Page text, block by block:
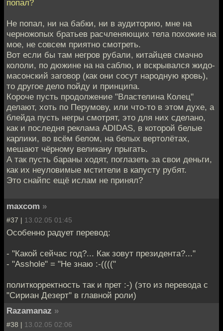
попал?
Не попал, ни на бабки, ни в аудиторию, мне на
черножопых братьев расчленяющих тела похожие на
мое, не совсем приятно смотреть.
Вот если бы там негров рубали, китайцев смачно
кололи, по дюжине на на саблю, и вскрывался жидо-
масонский заговор (как они сосут народную кровь),
то другое дело пойду и принципа.
Короче пусть продолжение "Властелина Колец"
делают, хоть по Перумову, или что-то в этом духе, а
блейда пусть негры смотрят, это для них сделано,
как и последня реклама ADIDAS, в которой белые
карлики, во всём белом, на белых вертолётах,
мешают чёрному великану прыгать.
А так пусть бараны ходят, поглазеть за свои деньги,
как их неуловимые мстители в капусту рубят.
Это снайпс ещё ислам не принял?
maxcom »
#37 | 13.02.05 01:45
Особенно радует перевод:
- "Какой сейчас год?... Как зовут президента?..."
- "Asshole" = "Не знаю :-(((("
политкорректность так и прет :-) (это из перевода с
"Сириан Дезерт" в главной роли)
Razamanaz »
#38 | 13.02.05 02:06